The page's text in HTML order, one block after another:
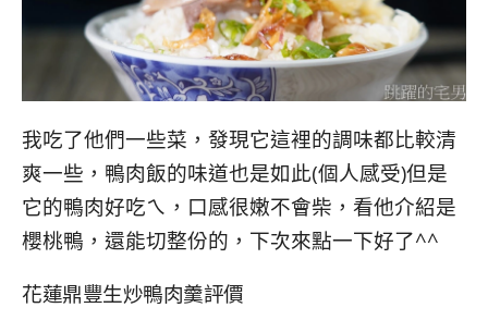
我吃了他們一些菜，發現它這裡的調味都比較清
爽一些，鴨肉飯的味道也是如此(個人感受)但是
它的鴨肉好吃ㄟ，口感很嫩不會柴，看他介紹是
櫻桃鴨，還能切整份的，下次來點一下好了^^
花蓮鼎豐生炒鴨肉羹評價